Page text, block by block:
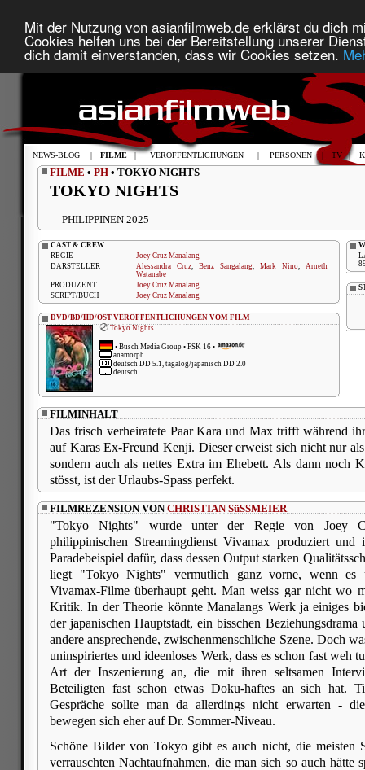
Mit der Nutzung von asianfilmweb.de erklärst du dich
Cookies helfen uns bei der Bereitstellung unserer
dich damit einverstanden, dass wir Cookies setzen.
NEWS-BLOG | FILME | VERÖFFENTLICHUNGEN | PERSONEN | TV |
FILME • PH • TOKYO NIGHTS
TOKYO NIGHTS
PHILIPPINEN 2025
CAST & CREW
REGIE
Joey Cruz Manalang
DARSTELLER
Alessandra Cruz, Benz Sangalang, Mark Nino, Arneth
Watanabe
PRODUZENT
Joey Cruz Manalang
SCRIPT/BUCH
Joey Cruz Manalang
DVD/BD/HD/OST VERÖFFENTLICHUNGEN VOM FILM
Tokyo Nights
• Busch Media Group • FSK 16 •
anamorph
deutsch DD 5.1, tagalog/japanisch DD 2.0
deutsch
FILMINHALT
Das frisch verheiratete Paar Kara und Max trifft während
auf Karas Ex-Freund Kenji. Dieser erweist sich nicht nur
sondern auch als nettes Extra im Ehebett. Als dann noch
stösst, ist der Urlaubs-Spass perfekt.
FILMREZENSION VONCHRISTIAN SüSSMEIER
"Tokyo Nights" wurde unter der Regie von Joey
philippinischen Streamingdienst Vivamax produziert
Paradebeispiel dafür, dass dessen Output starken
liegt "Tokyo Nights" vermutlich ganz vorne, wenn es
Vivamax-Filme überhaupt geht. Man weiss gar nicht wo
Kritik. In der Theorie könnte Manalangs Werk ja einiges
der japanischen Hauptstadt, ein bisschen
andere ansprechende, zwischenmenschliche Szene. Doch
uninspiriertes und ideenloses Werk, dass es schon fast weh
Art der Inszenierung an, die mit ihren seltsamen
Beteiligten fast schon etwas Doku-haftes an sich hat.
Gespräche sollte man da allerdings nicht erwarten -
bewegen sich eher auf Dr. Sommer-Niveau.
Schöne Bilder von Tokyo gibt es auch nicht, die meisten
verrauschten Nachtaufnahmen, die man sich so auch hätte